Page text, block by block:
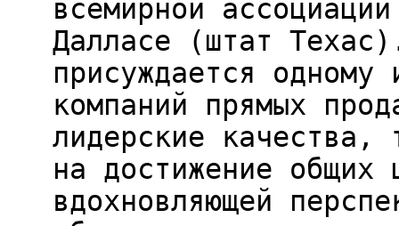
всемирной
Далласе (штат
присуждается одному
компаний прямых
лидерские качества,
на достижение общих
вдохновляющей